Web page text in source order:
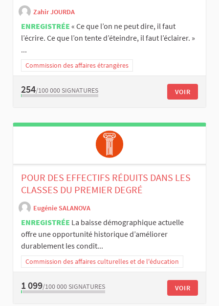
Zahir JOURDA
ENREGISTRÉE « Ce que l’on ne peut dire, il faut
l’écrire. Ce que l’on tente d’éteindre, il faut l’éclairer. »
...
Commission des affaires étrangères
254/100 000 SIGNATURES VOIR
POUR DES EFFECTIFS RÉDUITS DANS LES
CLASSES DU PREMIER DEGRÉ
Eugénie SALANOVA
ENREGISTRÉE La baisse démographique actuelle
offre une opportunité historique d’améliorer
durablement les condit...
Commission des affaires culturelles et de l'éducation
1 099/100 000 SIGNATURES VOIR